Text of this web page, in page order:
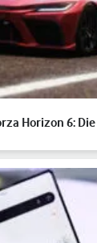
Horizon 6: